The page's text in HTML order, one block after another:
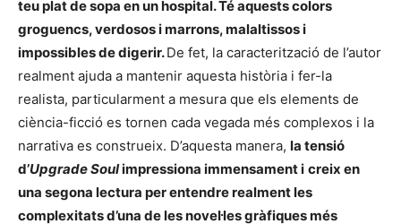
teu plat de sopa en un hospital. Té aquests colors
groguencs, verdosos i marrons, malaltissos i
impossibles de digerir.De fet, la caracterització de l’autor
realment ajuda a mantenir aquesta història i fer-la
realista, particularment a mesura que els elements de
ciència-ficció es tornen cada vegada més complexos i la
narrativa es construeix. D’aquesta manera, la tensió
d’Upgrade Soulimpressiona immensament i creix en
una segona lectura per entendre realment les
complexitats d’una de les novel·les gràfiques més